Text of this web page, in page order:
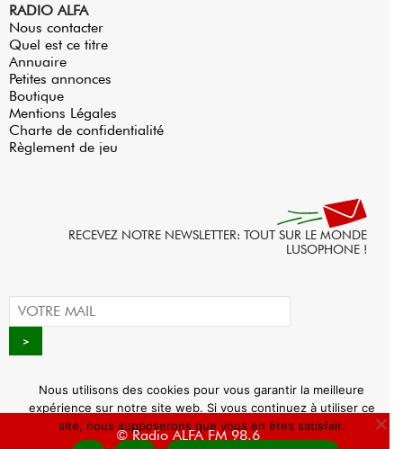
RADIO ALFA
Nous contacter
Quel est ce titre
Annuaire
Petites annonces
Boutique
Mentions Légales
Charte de confidentialité
Règlement de jeu
RECEVEZ NOTRE NEWSLETTER: TOUT SUR LE MONDE
LUSOPHONE !
© Radio ALFA FM 98.6
Nous utilisons des cookies pour vous garantir la meilleure
expérience sur notre site web. Si vous continuez à utiliser ce
site, nous supposerons que vous en êtes satisfait.